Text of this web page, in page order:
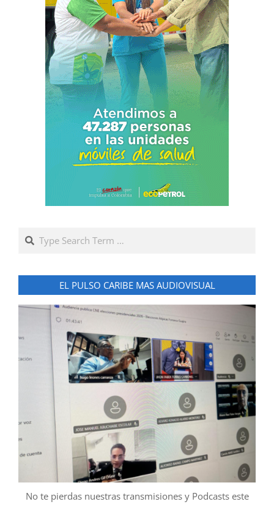
Search
EL PULSO CARIBE MAS AUDIOVISUAL
No te pierdas nuestras transmisiones y Podcasts este